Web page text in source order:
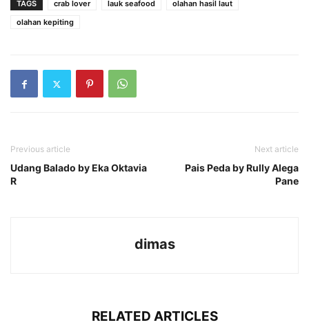
TAGS crab lover lauk seafood
olahan hasil laut
olahan kepiting
Previous article
Udang Balado by Eka Oktavia
R
Next article
Pais Peda by Rully Alega
Pane
dimas
RELATED ARTICLES